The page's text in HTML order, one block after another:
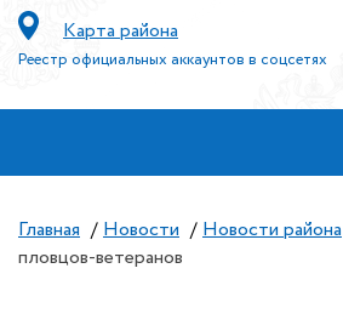
Карта района
Реестр официальных аккаунтов в соцсетях
Главная / Новости / Новости района
пловцов-ветеранов